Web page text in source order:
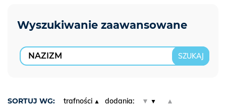
SORTUJ WG: trafności dodania: ▼ ▲